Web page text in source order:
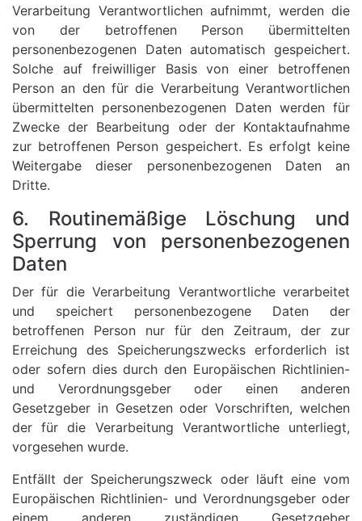
Verarbeitung Verantwortlichen aufnimmt, werden die
von der betroffenen Person übermittelten
personenbezogenen Daten automatisch gespeichert.
Solche auf freiwilliger Basis von einer betroffenen
Person an den für die Verarbeitung Verantwortlichen
übermittelten personenbezogenen Daten werden für
Zwecke der Bearbeitung oder der Kontaktaufnahme
zur betroffenen Person gespeichert. Es erfolgt keine
Weitergabe dieser personenbezogenen Daten an
Dritte.
6. Routinemäßige Löschung und
Sperrung von personenbezogenen
Daten
Der für die Verarbeitung Verantwortliche verarbeitet
und speichert personenbezogene Daten der
betroffenen Person nur für den Zeitraum, der zur
Erreichung des Speicherungszwecks erforderlich ist
oder sofern dies durch den Europäischen Richtlinien-
und Verordnungsgeber oder einen anderen
Gesetzgeber in Gesetzen oder Vorschriften, welchen
der für die Verarbeitung Verantwortliche unterliegt,
vorgesehen wurde.
Entfällt der Speicherungszweck oder läuft eine vom
Europäischen Richtlinien- und Verordnungsgeber oder
einem anderen zuständigen Gesetzgeber